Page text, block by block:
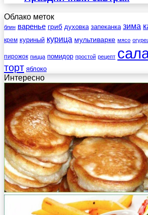
Облако меток
блин варенье гриб духовка запеканка зима
крем куриный курица мультиварке мясо
пирожок пицца помидор простой рецепт
торт яблоко
Интересно